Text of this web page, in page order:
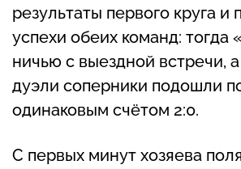
результаты первого круга и
успехи обеих команд: тогда
ничью с выездной встречи,
дуэли соперники подошли
одинаковым счётом 2:0.
С первых минут хозяева